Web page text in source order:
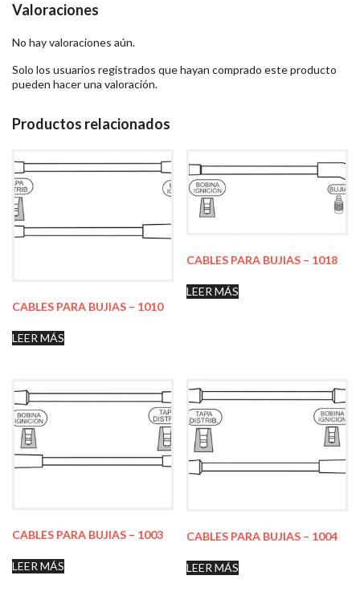
Valoraciones
No hay valoraciones aún.
Solo los usuarios registrados que hayan comprado este producto
pueden hacer una valoración.
Productos relacionados
CABLES PARA BUJIAS – 1010
LEER MÁS
CABLES PARA BUJIAS – 1018
LEER MÁS
CABLES PARA BUJIAS – 1003
LEER MÁS
CABLES PARA BUJIAS – 1004
LEER MÁS